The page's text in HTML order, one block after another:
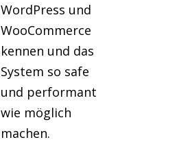
WordPress und
WooCommerce
kennen und das
System so safe
und performant
wie möglich
machen.